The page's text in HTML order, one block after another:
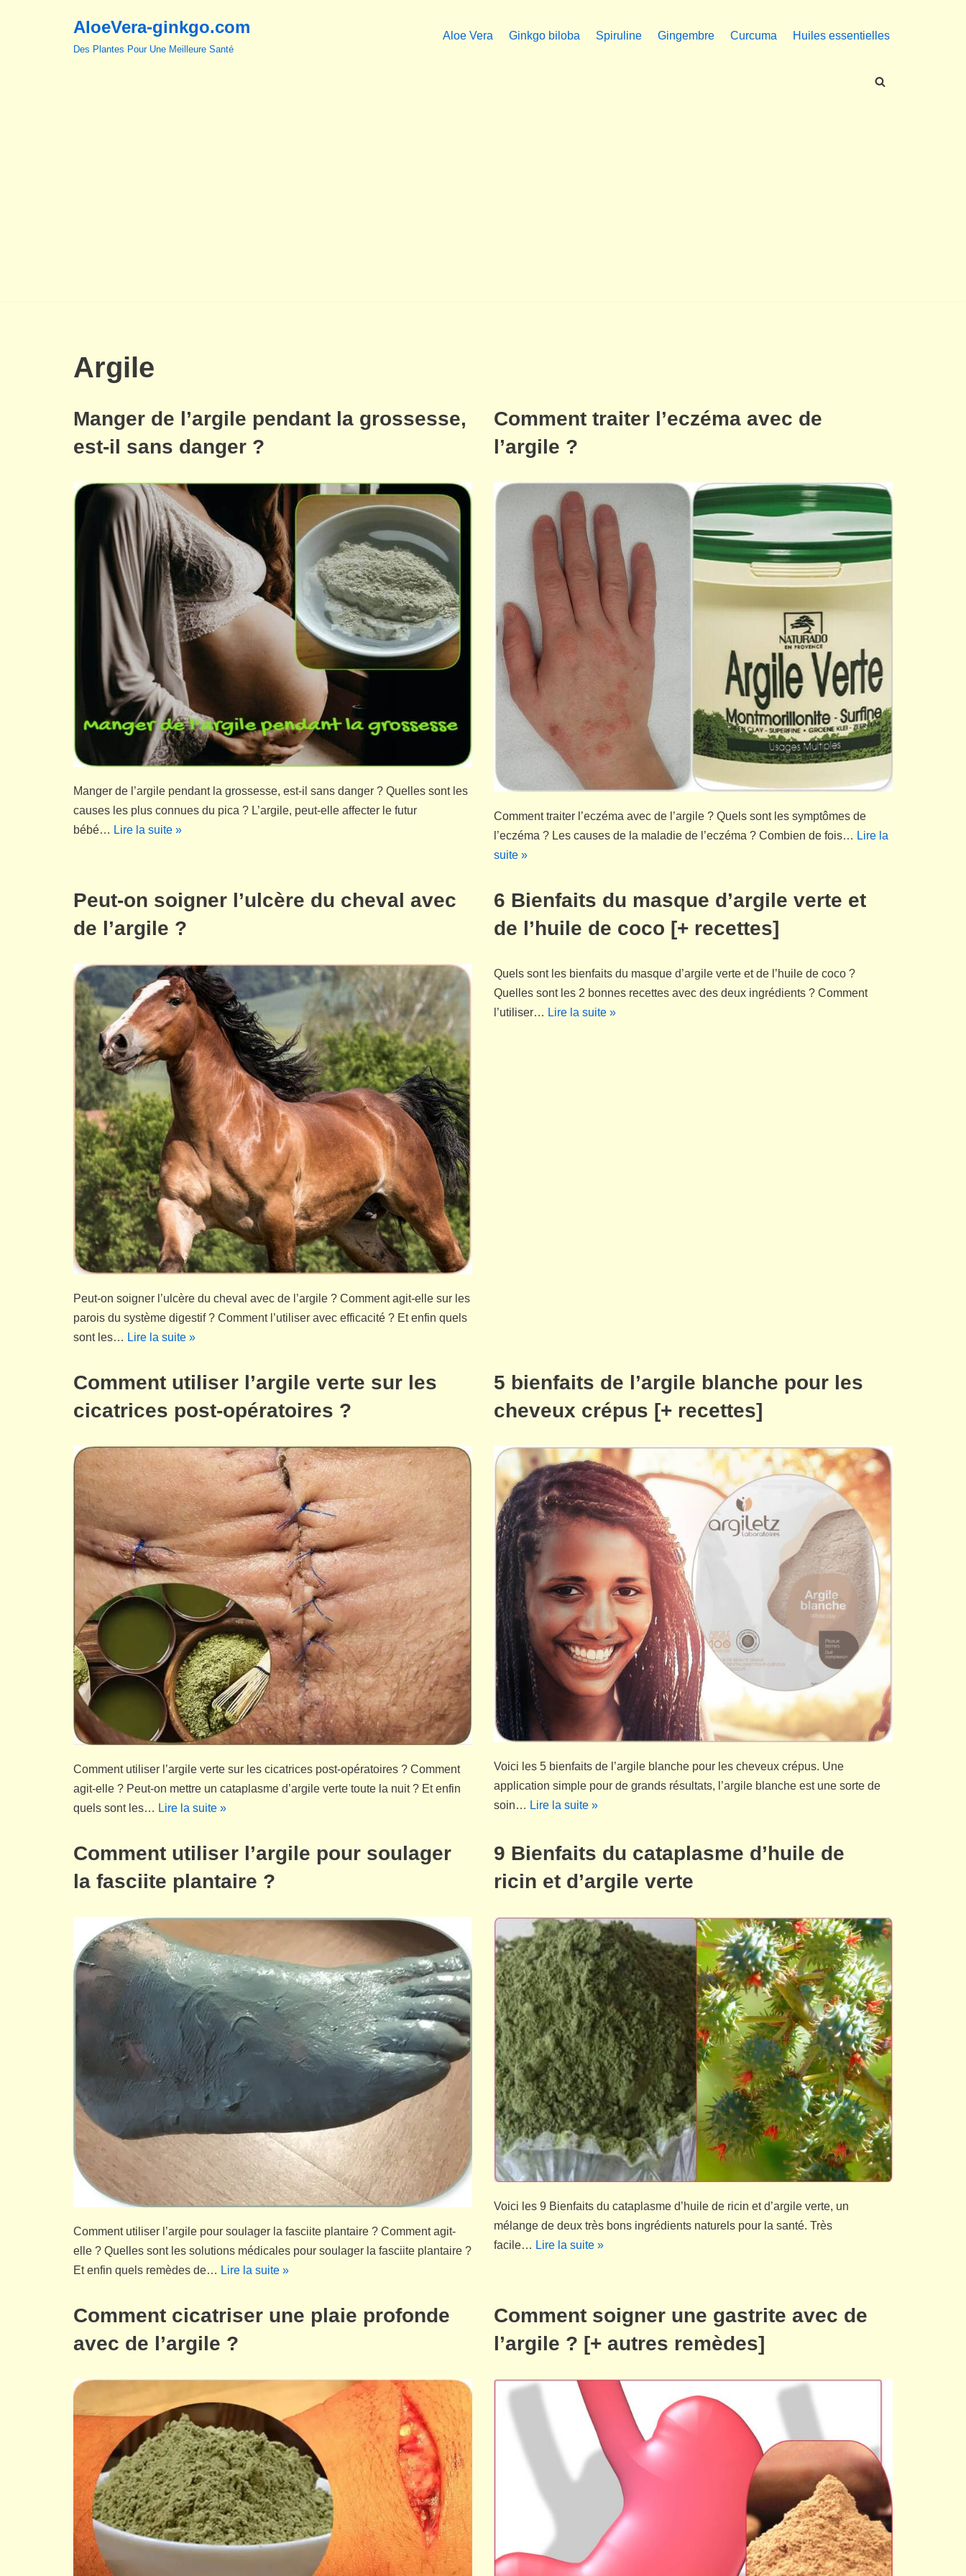
AloeVera-ginkgo.com
Des Plantes Pour Une Meilleure Santé
Aloe Vera Ginkgo biloba Spiruline Gingembre Curcuma Huiles essentielles
Argile
Manger de l’argile pendant la grossesse,
est-il sans danger ?
Manger de l’argile pendant la grossesse, est-il sans danger ? Quelles sont les
causes les plus connues du pica ? L’argile, peut-elle affecter le futur
bébé… Lire la suite »
Comment traiter l’eczéma avec de
l’argile ?
Comment traiter l’eczéma avec de l’argile ? Quels sont les symptômes de
l’eczéma ? Les causes de la maladie de l’eczéma ? Combien de fois… Lire la
suite »
Peut-on soigner l’ulcère du cheval avec
de l’argile ?
Peut-on soigner l’ulcère du cheval avec de l’argile ? Comment agit-elle sur les
parois du système digestif ? Comment l’utiliser avec efficacité ? Et enfin quels
sont les… Lire la suite »
6 Bienfaits du masque d’argile verte et
de l’huile de coco [+ recettes]
Quels sont les bienfaits du masque d’argile verte et de l’huile de coco ?
Quelles sont les 2 bonnes recettes avec des deux ingrédients ? Comment
l’utiliser… Lire la suite »
Comment utiliser l’argile verte sur les
cicatrices post-opératoires ?
Comment utiliser l’argile verte sur les cicatrices post-opératoires ? Comment
agit-elle ? Peut-on mettre un cataplasme d’argile verte toute la nuit ? Et enfin
quels sont les… Lire la suite »
5 bienfaits de l’argile blanche pour les
cheveux crépus [+ recettes]
Voici les 5 bienfaits de l’argile blanche pour les cheveux crépus. Une
application simple pour de grands résultats, l’argile blanche est une sorte de
soin… Lire la suite »
Comment utiliser l’argile pour soulager
la fasciite plantaire ?
Comment utiliser l’argile pour soulager la fasciite plantaire ? Comment agit-
elle ? Quelles sont les solutions médicales pour soulager la fasciite plantaire ?
Et enfin quels remèdes de… Lire la suite »
9 Bienfaits du cataplasme d’huile de
ricin et d’argile verte
Voici les 9 Bienfaits du cataplasme d’huile de ricin et d’argile verte, un
mélange de deux très bons ingrédients naturels pour la santé. Très
facile… Lire la suite »
Comment cicatriser une plaie profonde
avec de l’argile ?
Comment soigner une gastrite avec de
l’argile ? [+ autres remèdes]